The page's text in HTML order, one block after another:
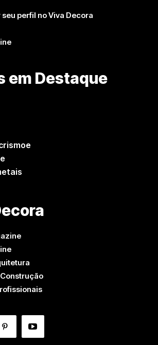
perfil no Viva Decora
em Destaque